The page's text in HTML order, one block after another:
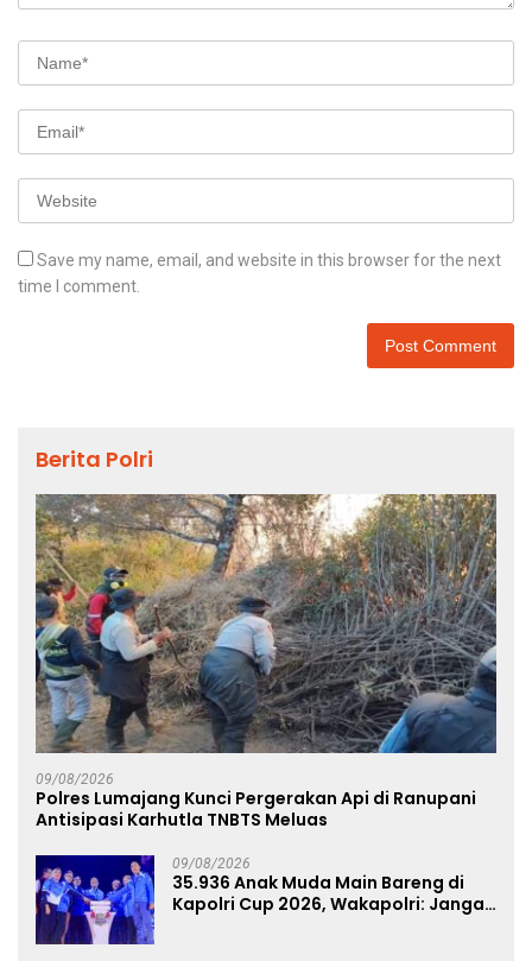
Save my name, email, and website in this browser for the next
time I comment.
Berita Polri
09/08/2026
Polres Lumajang Kunci Pergerakan Api di Ranupani
Antisipasi Karhutla TNBTS Meluas
09/08/2026
35.936 Anak Muda Main Bareng di
Kapolri Cup 2026, Wakapolri: Jangan